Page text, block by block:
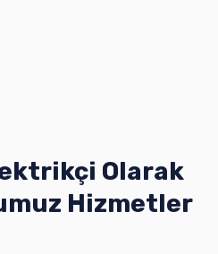
Olarak
Hizmetler